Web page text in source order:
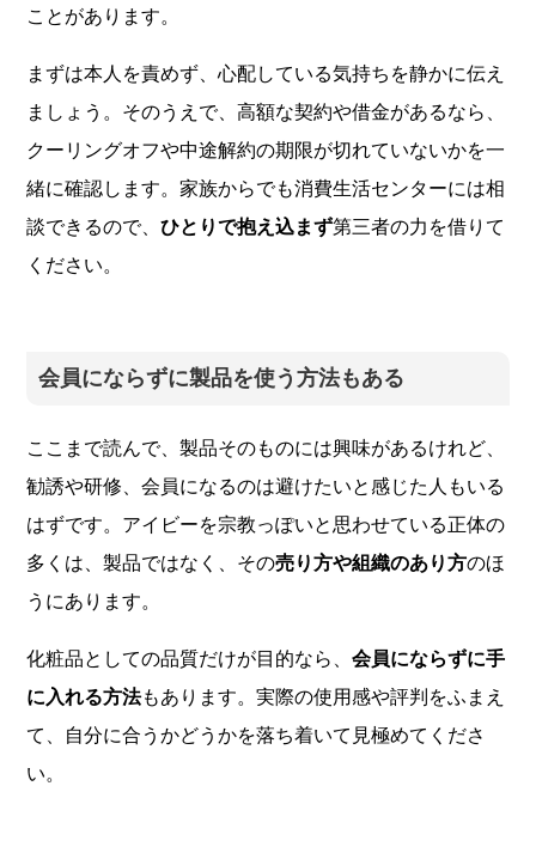
ことがあります。
まずは本人を責めず、心配している気持ちを静かに伝え
ましょう。そのうえで、高額な契約や借金があるなら、
クーリングオフや中途解約の期限が切れていないかを一
緒に確認します。家族からでも消費生活センターには相
談できるので、ひとりで抱え込まず第三者の力を借りて
ください。
会員にならずに製品を使う方法もある
ここまで読んで、製品そのものには興味があるけれど、
勧誘や研修、会員になるのは避けたいと感じた人もいる
はずです。アイビーを宗教っぽいと思わせている正体の
多くは、製品ではなく、その売り方や組織のあり方のほ
うにあります。
化粧品としての品質だけが目的なら、会員にならずに手
に入れる方法もあります。実際の使用感や評判をふまえ
て、自分に合うかどうかを落ち着いて見極めてくださ
い。